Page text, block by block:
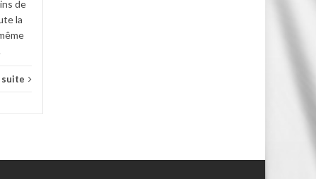
de
la
suite